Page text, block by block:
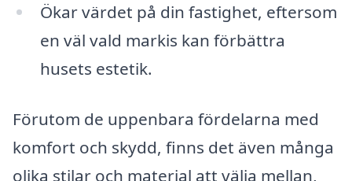
Ökar värdet på din fastighet, eftersom
en väl vald markis kan förbättra
husets estetik.
Förutom de uppenbara fördelarna med
komfort och skydd, finns det även många
olika stilar och material att välja mellan,